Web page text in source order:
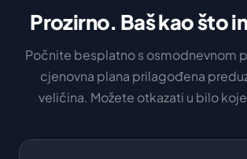
Prozirno. Baš kao što
Počnite besplatno s osmodnevnom
cjenovna plana prilagođena
veličina. Možete otkazati u bilo